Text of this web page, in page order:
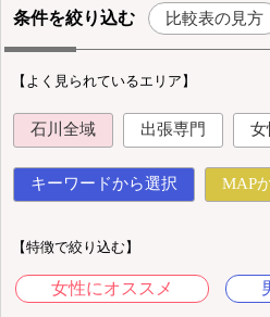
条件を絞り込む 比較表の見方
【よく見られているエリア】
石川全域 出張専門 女
キーワードから選択 MAP
【特徴で絞り込む】
女性にオススメ